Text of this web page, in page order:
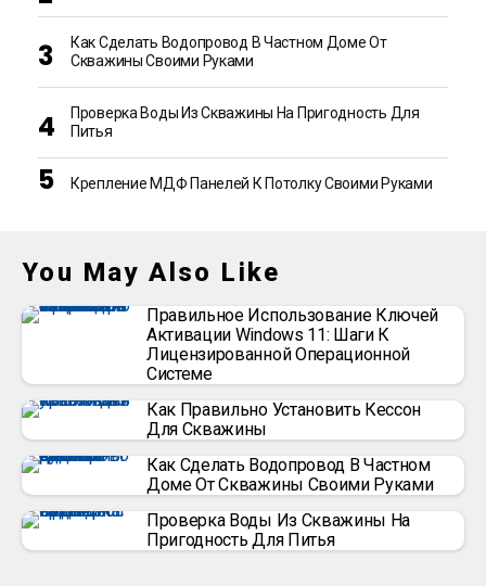
Как Сделать Водопровод В Частном Доме От
Скважины Своими Руками
Проверка Воды Из Скважины На Пригодность Для
Питья
Крепление МДФ Панелей К Потолку Своими Руками
You May Also Like
Правильное Использование Ключей
Активации Windows 11: Шаги К
Лицензированной Операционной
Системе
Как Правильно Установить Кессон
Для Скважины
Как Сделать Водопровод В Частном
Доме От Скважины Своими Руками
Проверка Воды Из Скважины На
Пригодность Для Питья